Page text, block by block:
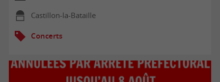
Castillon-la-Bataille
Concerts